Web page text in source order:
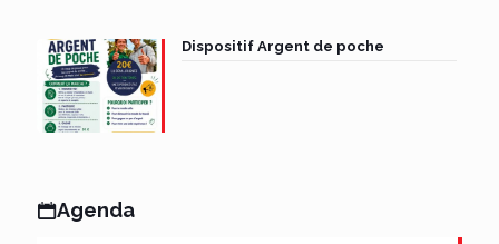
Dispositif Argent de poche
Agenda